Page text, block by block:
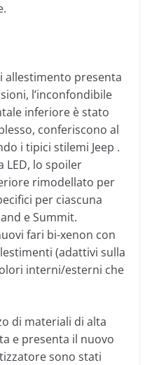
allestimento presenta
l’inconfondibile
inferiore è stato
conferiscono al
i tipici stilemi Jeep .
LED, lo spoiler
rimodellato per
per ciascuna
e Summit.
fari bi-xenon con
(adattivi sulla
interni/esterni che
di materiali di alta
e presenta il nuovo
sono stati